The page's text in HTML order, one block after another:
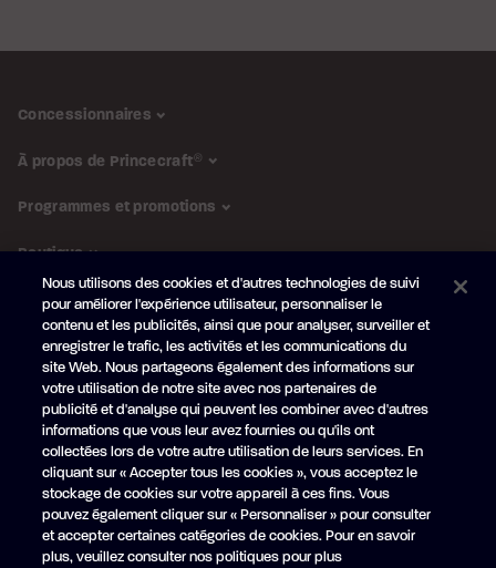
Concessionnaires
À propos de Princecraft®
Programmes et promotions
Boutique
SUIVEZ-NOUS
Abonnez-vous à l'infolettre
Obtenez en primeur nosnouveautés et promotions
Votre
courriel
S'ABONNER
Nous utilisons des cookies et d'autres technologies de suivi
pour améliorer l'expérience utilisateur, personnaliser le
contenu et les publicités, ainsi que pour analyser, surveiller et
enregistrer le trafic, les activités et les communications du
site Web. Nous partageons également des informations sur
votre utilisation de notre site avec nos partenaires de
publicité et d'analyse qui peuvent les combiner avec d'autres
informations que vous leur avez fournies ou qu'ils ont
collectées lors de votre autre utilisation de leurs services. En
cliquant sur « Accepter tous les cookies », vous acceptez le
stockage de cookies sur votre appareil à ces fins. Vous
pouvez également cliquer sur « Personnaliser » pour consulter
et accepter certaines catégories de cookies. Pour en savoir
plus, veuillez consulter nos politiques pour plus